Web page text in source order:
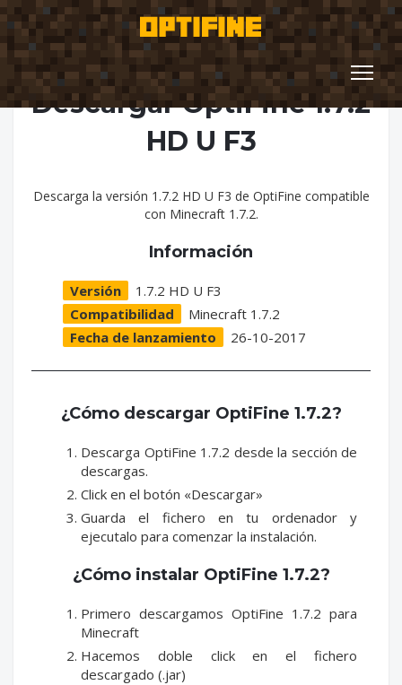
Descargar OptiFine 1.7.2
HD U F3
Descarga la versión 1.7.2 HD U F3 de OptiFine compatible
con Minecraft 1.7.2.
Información
Versión
1.7.2 HD U F3
Compatibilidad
Minecraft 1.7.2
Fecha de lanzamiento
26-10-2017
¿Cómo descargar OptiFine 1.7.2?
Descarga OptiFine 1.7.2 desde la sección de
descargas.
Click en el botón «Descargar»
Guarda el fichero en tu ordenador y
ejecutalo para comenzar la instalación.
¿Cómo instalar OptiFine 1.7.2?
Primero descargamos OptiFine 1.7.2 para
Minecraft
Hacemos doble click en el fichero
descargado (.jar)